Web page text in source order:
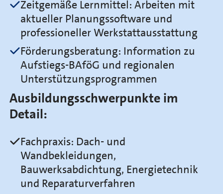
Zeitgemäße Lernmittel: Arbeiten mit
aktueller Planungssoftware und
professioneller Werkstattausstattung
Förderungsberatung: Information zu
Aufstiegs-BAföG und regionalen
Unterstützungsprogrammen
Ausbildungsschwerpunkte im
Detail:
Fachpraxis: Dach- und
Wandbekleidungen,
Bauwerksabdichtung, Energietechnik
und Reparaturverfahren